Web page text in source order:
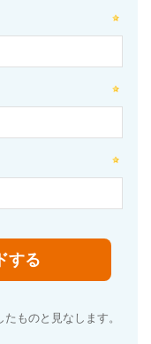
たものと見なします。